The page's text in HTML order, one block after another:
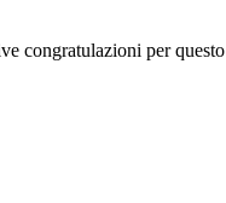
congratulazioni per